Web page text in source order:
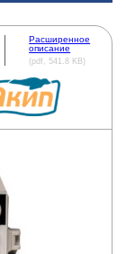
Расширенное
описание
(pdf, 541.8 KB)